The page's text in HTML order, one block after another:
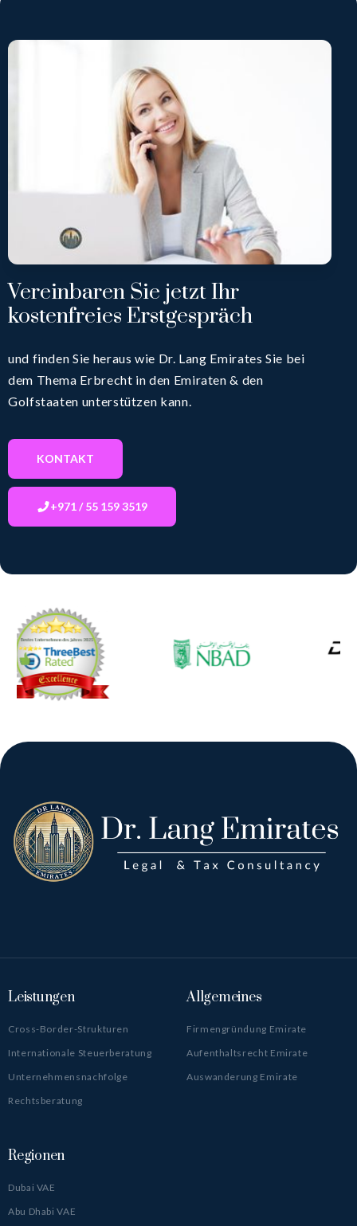
Vereinbaren Sie jetzt Ihr
kostenfreies Erstgespräch
und finden Sie heraus wie Dr. Lang Emirates Sie bei
dem Thema Erbrecht in den Emiraten & den
Golfstaaten unterstützen kann.
KONTAKT
+971 / 55 159 3519
Leistungen
Cross-Border-Strukturen
Internationale Steuerberatung
Unternehmensnachfolge
Rechtsberatung
Allgemeines
Firmengründung Emirate
Aufenthaltsrecht Emirate
Auswanderung Emirate
Regionen
Dubai VAE
Abu Dhabi VAE